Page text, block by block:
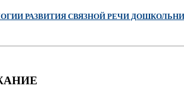
РАЗВИТИЯ СВЯЗНОЙ РЕЧИ